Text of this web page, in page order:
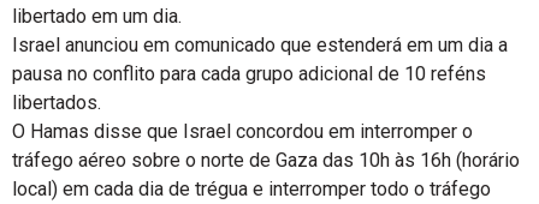
libertado em um dia.
Israel anunciou em comunicado que estenderá em um dia a
pausa no conflito para cada grupo adicional de 10 reféns
libertados.
O Hamas disse que Israel concordou em interromper o
tráfego aéreo sobre o norte de Gaza das 10h às 16h (horário
local) em cada dia de trégua e interromper todo o tráfego